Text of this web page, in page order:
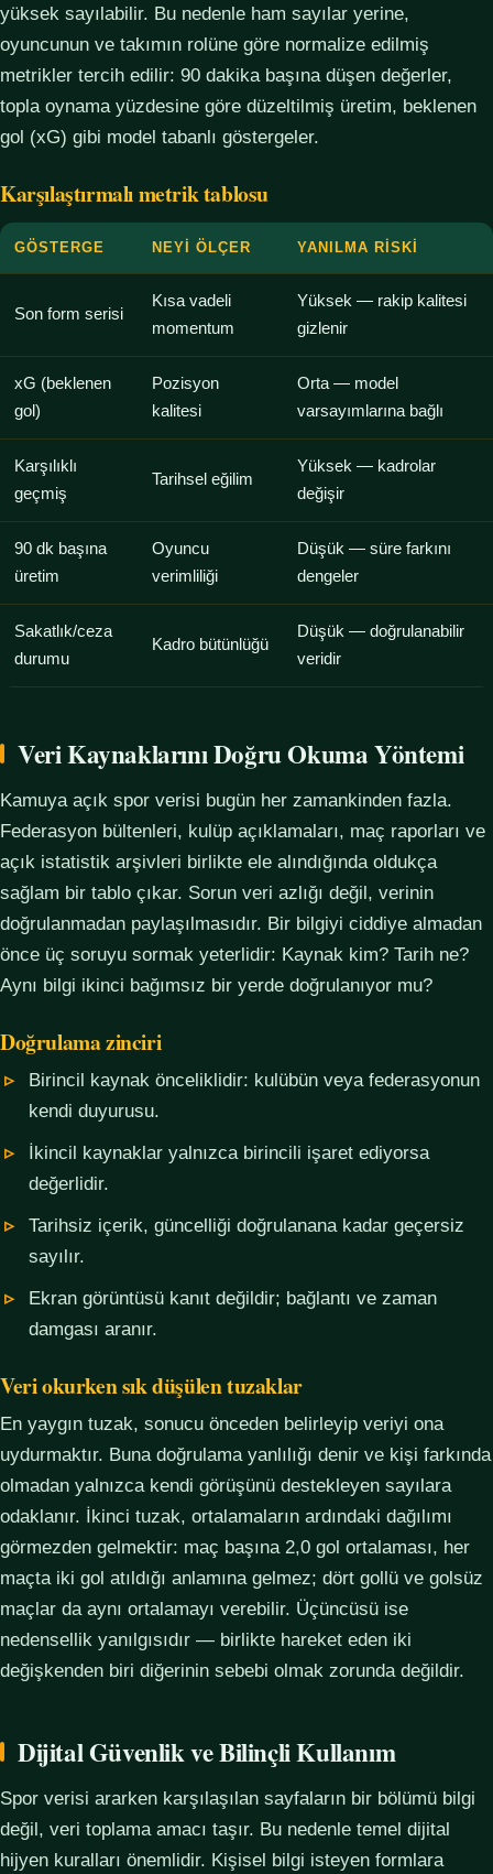
yüksek sayılabilir. Bu nedenle ham sayılar yerine,
oyuncunun ve takımın rolüne göre normalize edilmiş
metrikler tercih edilir: 90 dakika başına düşen değerler,
topla oynama yüzdesine göre düzeltilmiş üretim, beklenen
gol (xG) gibi model tabanlı göstergeler.
Karşılaştırmalı metrik tablosu
GÖSTERGE NEYI ÖLÇER YANILMA RISKI
Son form serisi
Kısa vadeli
momentum
Yüksek — rakip kalitesi
gizlenir
xG (beklenen
gol)
Pozisyon
kalitesi
Orta — model
varsayımlarına bağlı
Karşılıklı
geçmiş
Tarihsel eğilim
Yüksek — kadrolar
değişir
90 dk başına
üretim
Oyuncu
verimliliği
Düşük — süre farkını
dengeler
Sakatlık/ceza
durumu
Kadro bütünlüğü
Düşük — doğrulanabilir
veridir
Veri Kaynaklarını Doğru Okuma Yöntemi
Kamuya açık spor verisi bugün her zamankinden fazla.
Federasyon bültenleri, kulüp açıklamaları, maç raporları ve
açık istatistik arşivleri birlikte ele alındığında oldukça
sağlam bir tablo çıkar. Sorun veri azlığı değil, verinin
doğrulanmadan paylaşılmasıdır. Bir bilgiyi ciddiye almadan
önce üç soruyu sormak yeterlidir: Kaynak kim? Tarih ne?
Aynı bilgi ikinci bağımsız bir yerde doğrulanıyor mu?
Doğrulama zinciri
Birincil kaynak önceliklidir: kulübün veya federasyonun
kendi duyurusu.
İkincil kaynaklar yalnızca birincili işaret ediyorsa
değerlidir.
Tarihsiz içerik, güncelliği doğrulanana kadar geçersiz
sayılır.
Ekran görüntüsü kanıt değildir; bağlantı ve zaman
damgası aranır.
Veri okurken sık düşülen tuzaklar
En yaygın tuzak, sonucu önceden belirleyip veriyi ona
uydurmaktır. Buna doğrulama yanlılığı denir ve kişi farkında
olmadan yalnızca kendi görüşünü destekleyen sayılara
odaklanır. İkinci tuzak, ortalamaların ardındaki dağılımı
görmezden gelmektir: maç başına 2,0 gol ortalaması, her
maçta iki gol atıldığı anlamına gelmez; dört gollü ve golsüz
maçlar da aynı ortalamayı verebilir. Üçüncüsü ise
nedensellik yanılgısıdır — birlikte hareket eden iki
değişkenden biri diğerinin sebebi olmak zorunda değildir.
Dijital Güvenlik ve Bilinçli Kullanım
Spor verisi ararken karşılaşılan sayfaların bir bölümü bilgi
değil, veri toplama amacı taşır. Bu nedenle temel dijital
hijyen kuralları önemlidir. Kişisel bilgi isteyen formlara